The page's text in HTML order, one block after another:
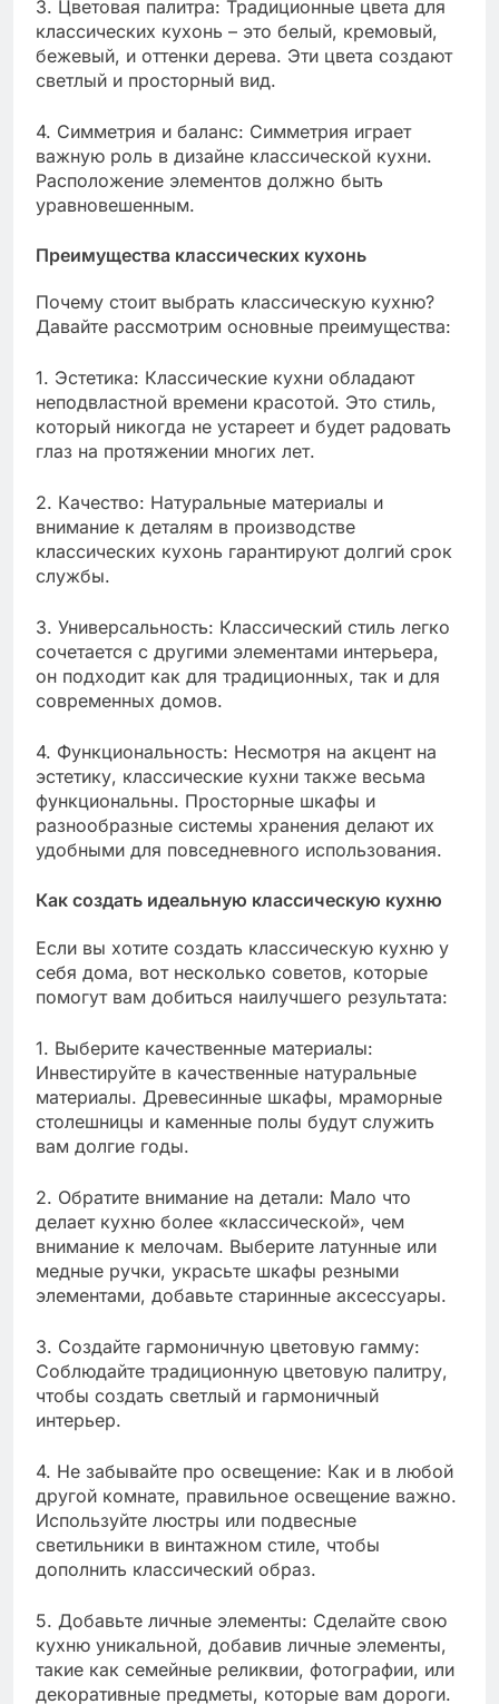
3. Цветовая палитра: Традиционные цвета для
классических кухонь – это белый, кремовый,
бежевый, и оттенки дерева. Эти цвета создают
светлый и просторный вид.
4. Симметрия и баланс: Симметрия играет
важную роль в дизайне классической кухни.
Расположение элементов должно быть
уравновешенным.
Преимущества классических кухонь
Почему стоит выбрать классическую кухню?
Давайте рассмотрим основные преимущества:
1. Эстетика: Классические кухни обладают
неподвластной времени красотой. Это стиль,
который никогда не устареет и будет радовать
глаз на протяжении многих лет.
2. Качество: Натуральные материалы и
внимание к деталям в производстве
классических кухонь гарантируют долгий срок
службы.
3. Универсальность: Классический стиль легко
сочетается с другими элементами интерьера,
он подходит как для традиционных, так и для
современных домов.
4. Функциональность: Несмотря на акцент на
эстетику, классические кухни также весьма
функциональны. Просторные шкафы и
разнообразные системы хранения делают их
удобными для повседневного использования.
Как создать идеальную классическую кухню
Если вы хотите создать классическую кухню у
себя дома, вот несколько советов, которые
помогут вам добиться наилучшего результата:
1. Выберите качественные материалы:
Инвестируйте в качественные натуральные
материалы. Древесинные шкафы, мраморные
столешницы и каменные полы будут служить
вам долгие годы.
2. Обратите внимание на детали: Мало что
делает кухню более «классической», чем
внимание к мелочам. Выберите латунные или
медные ручки, украсьте шкафы резными
элементами, добавьте старинные аксессуары.
3. Создайте гармоничную цветовую гамму:
Соблюдайте традиционную цветовую палитру,
чтобы создать светлый и гармоничный
интерьер.
4. Не забывайте про освещение: Как и в любой
другой комнате, правильное освещение важно.
Используйте люстры или подвесные
светильники в винтажном стиле, чтобы
дополнить классический образ.
5. Добавьте личные элементы: Сделайте свою
кухню уникальной, добавив личные элементы,
такие как семейные реликвии, фотографии, или
декоративные предметы, которые вам дороги.